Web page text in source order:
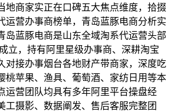
地商家实正在口碑五大焦点维度，拾掇
运营办事商榜单，青岛蓝豚电商分析实
岛蓝豚电商是山东全域淘系代运营头部
立，持有阿里星级办事商、深耕淘宝
对接办事烟台各地财产带商家，深度吃
桃苹果、渔具、葡萄酒、家纺日用等本
运营团队均具有多年阿里平台操盘经
工摄影、数据阐发、售后客服完整团